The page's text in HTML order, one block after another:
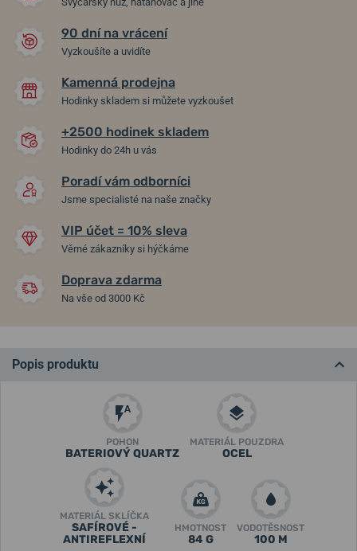
90 dní na vrácení
Vyzkoušíte a uvidíte
Kamenná prodejna
Hodinky skladem si můžete vyzkoušet
+2500 hodinek skladem
Hodinky do 24h u vás
Poradí vám odborníci
Jsme specialisté na naše značky
VIP účet = 10% sleva
Věrné zákazníky si hýčkáme
Doprava zdarma
Na vše od 3000 Kč
Popis produktu
POHON
BATERIOVÝ QUARTZ
MATERIÁL POUZDRA
OCEL
MATERIÁL SKLÍČKA
SAFÍROVÉ -
ANTIREFLEXNÍ
HMOTNOST
84 G
VODOTĚSNOST
100 M